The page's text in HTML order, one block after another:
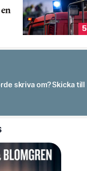
5
skriva om? Skicka till